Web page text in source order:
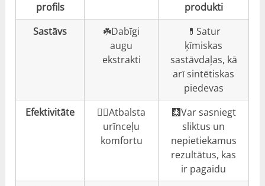
profils
produkti
Sastāvs
☘️Dabīgi
augu
ekstrakti
💊Satur
ķīmiskas
sastāvdaļas, kā
arī sintētiskas
piedevas
Efektivitāte
👍🏼Atbalsta
urīnceļu
komfortu
🩻Var sasniegt
sliktus un
nepietiekamus
rezultātus, kas
ir pagaidu